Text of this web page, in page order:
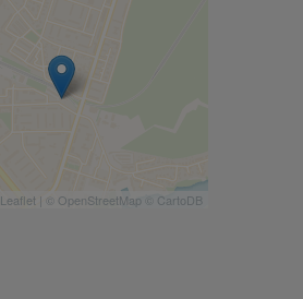
Leaflet | © OpenStreetMap © CartoDB